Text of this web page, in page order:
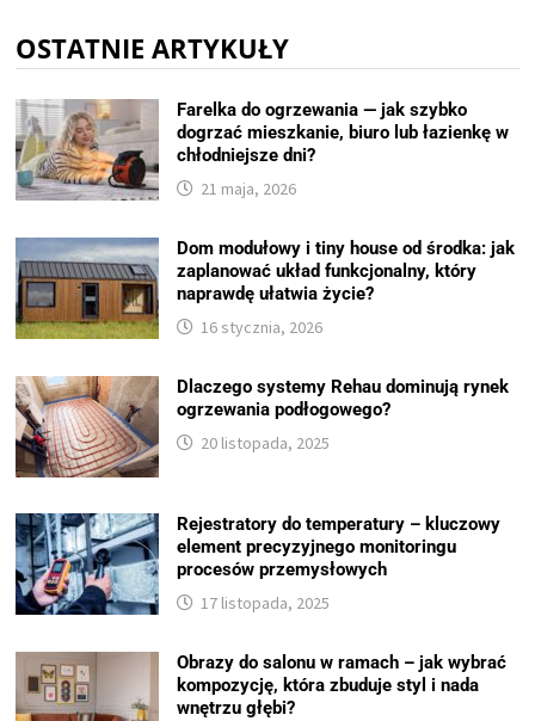
OSTATNIE ARTYKUŁY
Farelka do ogrzewania — jak szybko
dogrzać mieszkanie, biuro lub łazienkę w
chłodniejsze dni?
21 maja, 2026
Dom modułowy i tiny house od środka: jak
zaplanować układ funkcjonalny, który
naprawdę ułatwia życie?
16 stycznia, 2026
Dlaczego systemy Rehau dominują rynek
ogrzewania podłogowego?
20 listopada, 2025
Rejestratory do temperatury – kluczowy
element precyzyjnego monitoringu
procesów przemysłowych
17 listopada, 2025
Obrazy do salonu w ramach – jak wybrać
kompozycję, która zbuduje styl i nada
wnętrzu głębi?